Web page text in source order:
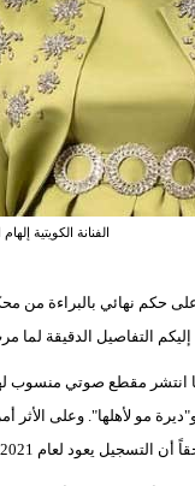
الفنانة الكويتية
التفاصيل الدقيقة لما
الفنانة الكويتية في نوفمبر 2025
حسابات مجهولة بهدف الإساءة لإلهام الفضالة.